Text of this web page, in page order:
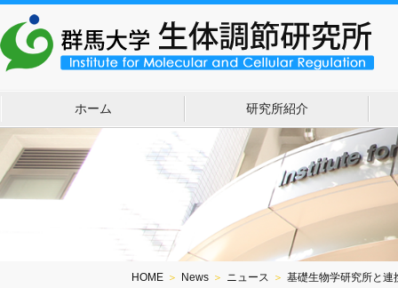
ホーム 研究所紹介
HOME ＞ News ＞ ニュース ＞ 基礎生物学研究所と連